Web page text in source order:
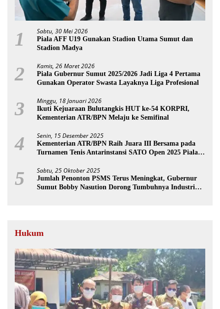
1 Sabtu, 30 Mei 2026
Piala AFF U19 Gunakan Stadion Utama Sumut dan
Stadion Madya
2 Kamis, 26 Maret 2026
Piala Gubernur Sumut 2025/2026 Jadi Liga 4 Pertama
Gunakan Operator Swasta Layaknya Liga Profesional
3 Minggu, 18 Januari 2026
Ikuti Kejuaraan Bulutangkis HUT ke-54 KORPRI,
Kementerian ATR/BPN Melaju ke Semifinal
4 Senin, 15 Desember 2025
Kementerian ATR/BPN Raih Juara III Bersama pada
Turnamen Tenis Antarinstansi SATO Open 2025 Piala
5 Sabtu, 25 Oktober 2025
Jumlah Penonton PSMS Terus Meningkat, Gubernur
Sumut Bobby Nasution Dorong Tumbuhnya Industri
Hukum